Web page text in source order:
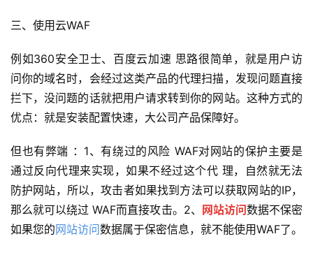
三、使用云WAF
例如360安全卫士、百度云加速 思路很简单，就是用户访
问你的域名时，会经过这类产品的代理扫描，发现问题直接
拦下，没问题的话就把用户请求转到你的网站。这种方式的
优点：就是安装配置快速，大公司产品保障好。
但也有弊端 ：1、有绕过的风险 WAF对网站的保护主要是
通过反向代理来实现，如果不经过这个代 理，自然就无法
防护网站，所以，攻击者如果找到方法可以获取网站的IP，
那么就可以绕过 WAF而直接攻击。2、
网站访问数据不保密
如果您的网站访问数据属于保密信息，就不能使用WAF了。